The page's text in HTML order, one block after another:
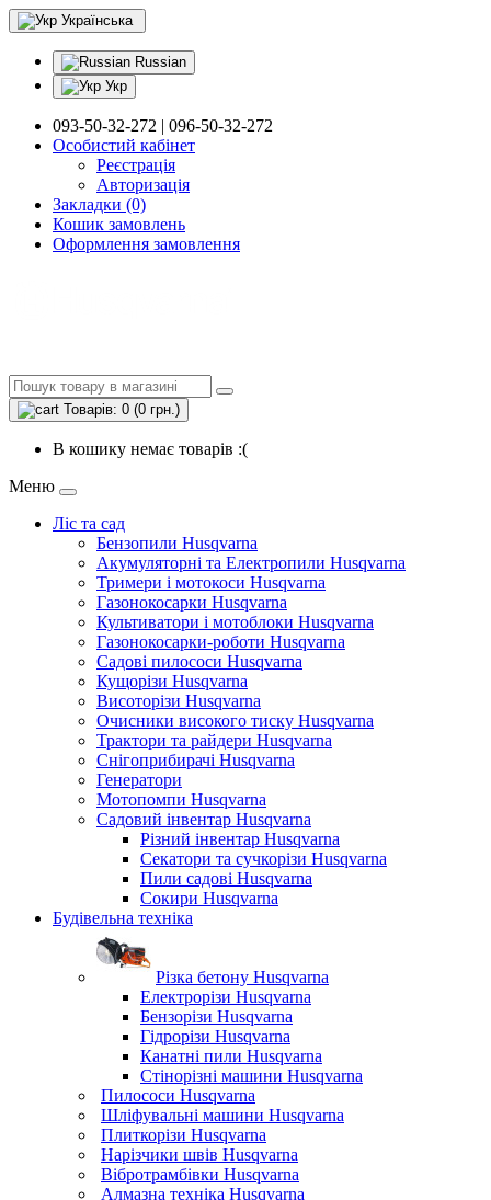
Українська
Russian
Укр
093-50-32-272 | 096-50-32-272
Особистий кабінет
Реєстрація
Авторизація
Закладки (0)
Кошик замовлень
Оформлення замовлення
Товарів: 0 (0 грн.)
В кошику немає товарів :(
Меню
Ліс та сад
Бензопили Husqvarna
Акумуляторні та Електропили Husqvarna
Тримери і мотокоси Husqvarna
Газонокосарки Husqvarna
Культиватори і мотоблоки Husqvarna
Газонокосарки-роботи Husqvarna
Садові пилососи Husqvarna
Кущорізи Husqvarna
Висоторізи Husqvarna
Очисники високого тиску Husqvarna
Трактори та райдери Husqvarna
Снігоприбирачі Husqvarna
Генератори
Мотопомпи Husqvarna
Садовий інвентар Husqvarna
Різний інвентар Husqvarna
Секатори та сучкорізи Husqvarna
Пили садові Husqvarna
Сокири Husqvarna
Будівельна техніка
Різка бетону Husqvarna
Електрорізи Husqvarna
Бензорізи Husqvarna
Гідрорізи Husqvarna
Канатні пили Husqvarna
Стінорізні машини Husqvarna
Пилососи Husqvarna
Шліфувальні машини Husqvarna
Плиткорізи Husqvarna
Нарізчики швів Husqvarna
Вібротрамбівки Husqvarna
Алмазна техніка Husqvarna